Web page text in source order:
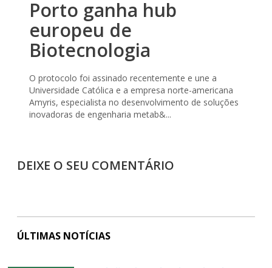
Porto ganha hub
europeu de
Biotecnologia
O protocolo foi assinado recentemente e une a
Universidade Católica e a empresa norte-americana
Amyris, especialista no desenvolvimento de soluções
inovadoras de engenharia metab&...
DEIXE O SEU COMENTÁRIO
ÚLTIMAS NOTÍCIAS